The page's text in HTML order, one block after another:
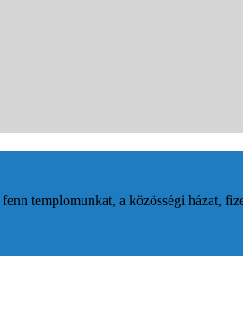
templomunkat, a közösségi házat,